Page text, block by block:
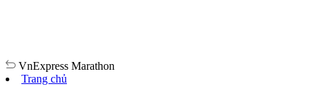
VnExpress Marathon
Trang chủ